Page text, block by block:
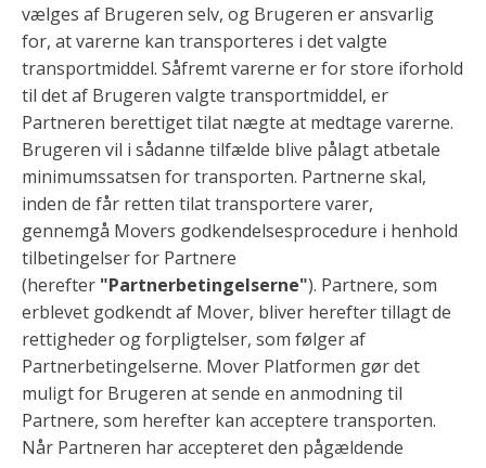
vælges af Brugeren selv, og Brugeren er ansvarlig
for, at varerne kan transporteres i det valgte
transportmiddel. Såfremt varerne er for store iforhold
til det af Brugeren valgte transportmiddel, er
Partneren berettiget tilat nægte at medtage varerne.
Brugeren vil i sådanne tilfælde blive pålagt atbetale
minimumssatsen for transporten. Partnerne skal,
inden de får retten tilat transportere varer,
gennemgå Movers godkendelsesprocedure i henhold
tilbetingelser for Partnere
(herefter "Partnerbetingelserne"). Partnere, som
erblevet godkendt af Mover, bliver herefter tillagt de
rettigheder og forpligtelser, som følger af
Partnerbetingelserne. Mover Platformen gør det
muligt for Brugeren at sende en anmodning til
Partnere, som herefter kan acceptere transporten.
Når Partneren har accepteret den pågældende